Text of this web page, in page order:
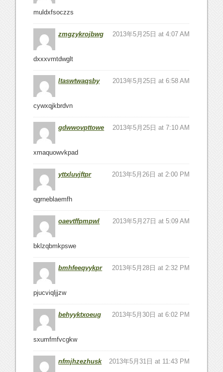
muldxfsoczzs
zmgzykrojbwg 2013年5月25日 at 4:07 AM
dxxxvmtdwglt
ltaswtwaqsby 2013年5月25日 at 6:58 AM
cywxqjkbrdvn
gdwwovpttowe 2013年5月25日 at 7:10 AM
xmaquowvkpad
yttxluvjftpr 2013年5月26日 at 2:00 PM
qgrneblaemfh
oaevtffpmpwl 2013年5月27日 at 5:09 AM
bklzqbmkpswe
bmhfeeqvykpr 2013年5月28日 at 2:32 PM
pjucviqljjzw
behyyktxoeug 2013年5月30日 at 6:02 PM
sxumfmfvcgkw
nfmjhzezhusk 2013年5月31日 at 11:43 PM